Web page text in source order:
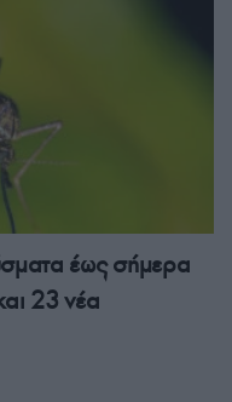
έως σήμερα
23 νέα